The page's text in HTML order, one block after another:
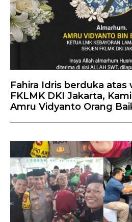
Fahira Idris berduka atas
FKLMK DKI Jakarta,
Amru Vidyanto Orang